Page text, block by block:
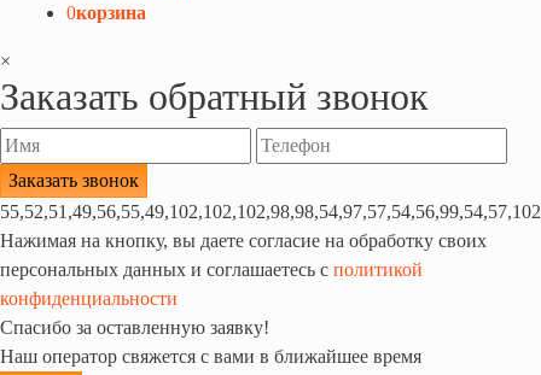
0корзина
×
Заказать обратный звонок
Нажимая на кнопку, вы даете согласие на обработку своих
персональных данных и соглашаетесь с политикой
конфиденциальности
Спасибо за оставленную заявку!
Наш оператор свяжется с вами в ближайшее время